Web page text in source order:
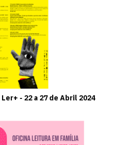
- 22 a 27 de Abril 2024